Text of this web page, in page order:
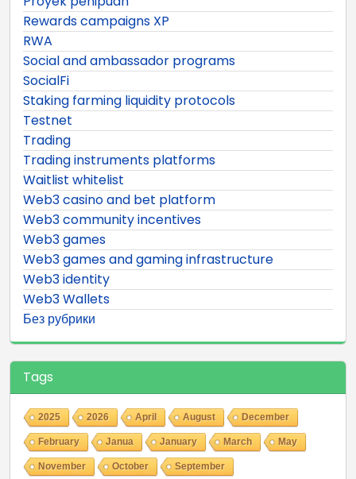
Rewards campaigns XP
RWA
Social and ambassador programs
SocialFi
Staking farming liquidity protocols
Testnet
Trading
Trading instruments platforms
Waitlist whitelist
Web3 casino and bet platform
Web3 community incentives
Web3 games
Web3 games and gaming infrastructure
Web3 identity
Web3 Wallets
Без рубрики
Tags
2025 2026 April August December
February Janua January March May
November October September